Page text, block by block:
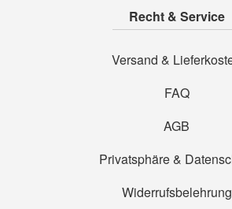
Recht & Service
Versand &
FAQ
AGB
Privatsphäre &
Widerrufsbelehrung